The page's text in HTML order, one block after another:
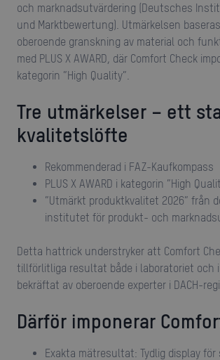
och marknadsutvärdering (Deutsches
und Marktbewertung). Utmärkelsen
oberoende granskning av material och
med PLUS X AWARD, där Comfort Check
kategorin ”High Quality”.
Tre utmärkelser – ett starkt
kvalitetslöfte
Rekommenderad i FAZ-Kaufkompass
PLUS X AWARD i kategorin ”High
”Utmärkt produktkvalitet 2026” från det tyska
institutet för produkt- och
Detta hattrick understryker att Comfort Check levererar
tillförlitliga resultat både i laboratoriet och i
bekräftat av oberoende experter i DACH-
Därför imponerar
Exakta mätresultat: Tydlig display för snabb